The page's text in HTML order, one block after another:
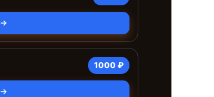
1000 ₽